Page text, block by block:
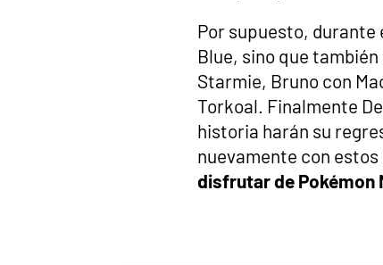
Por supuesto, durante
Blue, sino que
Starmie, Bruno con
Torkoal. Finalmente
historia harán su
nuevamente con
disfrutar de Pokémon